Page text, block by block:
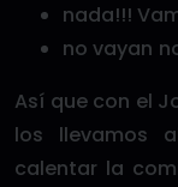
nada!!!
no vayan
Así que con el
los llevamos
calentar la